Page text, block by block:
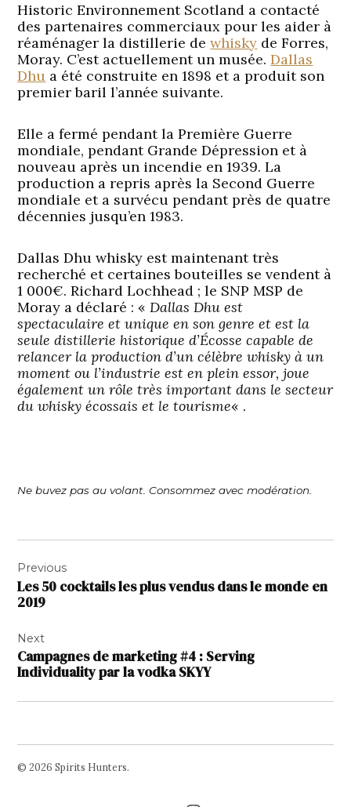
Historic Environnement Scotland a contacté
des partenaires commerciaux pour les aider à
réaménager la distillerie dewhisky de Forres,
Moray. C’est actuellement un musée.Dallas
Dhu a été construite en 1898 et a produit son
premier baril l’année suivante.
Elle a fermé pendant la Première Guerre
mondiale, pendant Grande Dépression et à
nouveau après un incendie en 1939. La
production a repris après la Second Guerre
mondiale et a survécu pendant près de quatre
décennies jusqu’en 1983.
Dallas Dhu whisky est maintenant très
recherché et certaines bouteilles se vendent à
1 000€. Richard Lochhead ; le SNP MSP de
Moray a déclaré : «Dallas Dhu est
spectaculaire et unique en son genre et est la
seule distillerie historique d’Écosse capable de
relancer la production d’un célèbre whisky à un
moment ou l’industrie est en plein essor, joue
également un rôle très important dans le secteur
du whisky écossais et le tourisme« .
Ne buvez pas au volant. Consommez avec modération.
de
l’article
Previous
Les 50 cocktails les plus vendus dans le monde en
2019
Next
Campagnes de marketing #4 : Serving
Individuality par la vodka SKYY
© 2026 Spirits Hunters.